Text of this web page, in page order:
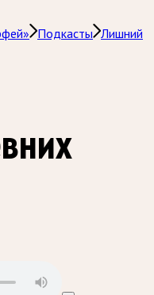
Подкасты Лишний